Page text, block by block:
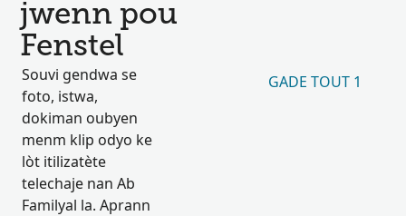
jwenn pou
Fenstel
Souvi gendwa se
foto, istwa,
dokiman oubyen
menm klip odyo ke
lòt itilizatète
telechaje nan Ab
Familyal la. Aprann
GADE TOUT 1